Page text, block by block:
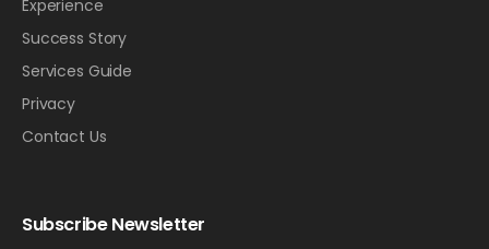
Experience
Success Story
Services Guide
Privacy
Contact Us
Subscribe Newsletter